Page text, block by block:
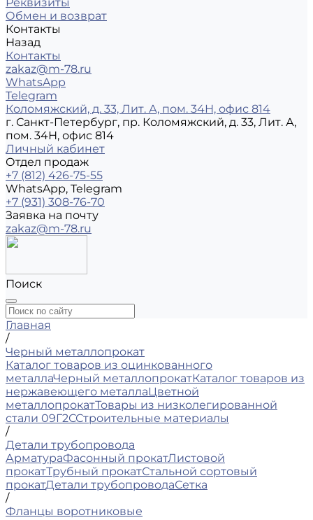
Обмен и возврат
Контакты
Назад
Контакты
zakaz@m-78.ru
WhatsApp
Telegram
Коломяжский, д. 33, Лит. А, пом. 34Н, офис 814
г. Санкт-Петербург, пр. Коломяжский, д. 33, Лит. А,
пом. 34Н, офис 814
Личный кабинет
Отдел продаж
+7 (812) 426-75-55
WhatsApp, Telegram
+7 (931) 308-76-70
Заявка на почту
zakaz@m-78.ru
Поиск
Главная
/
Черный металлопрокат
Каталог товаров из оцинкованного
металлаЧерный металлопрокатКаталог товаров из
нержавеющего металлаЦветной
металлопрокатТовары из низколегированной
стали 09Г2ССтроительные материалы
/
Детали трубопровода
АрматураФасонный прокатЛистовой
прокатТрубный прокатСтальной сортовый
прокатДетали трубопроводаСетка
/
Фланцы воротниковые